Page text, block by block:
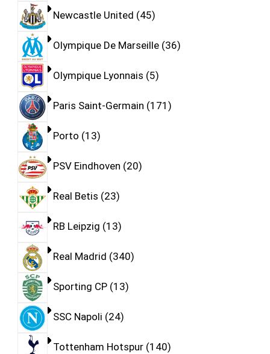
Newcastle United 45
Olympique De Marseille 36
Olympique Lyonnais 5
Paris Saint-Germain 171
Porto 13
PSV Eindhoven 20
Real Betis 23
RB Leipzig 13
Real Madrid 340
Sporting CP 13
SSC Napoli 24
Tottenham Hotspur 140